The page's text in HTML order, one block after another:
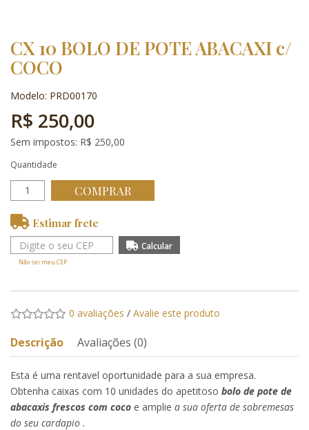
CX 10 BOLO DE POTE ABACAXI c/
COCO
Modelo: PRD00170
R$ 250,00
Sem impostos: R$ 250,00
Quantidade
COMPRAR
Estimar frete
Não sei meu CEP
0 avaliações / Avalie este produto
Descrição Avaliações (0)
Esta é uma rentavel oportunidade para a sua empresa.
Obtenha caixas com 10 unidades do apetitoso bolo de pote de
abacaxis frescos com coco e amplie a sua oferta de sobremesas
do seu cardapio .